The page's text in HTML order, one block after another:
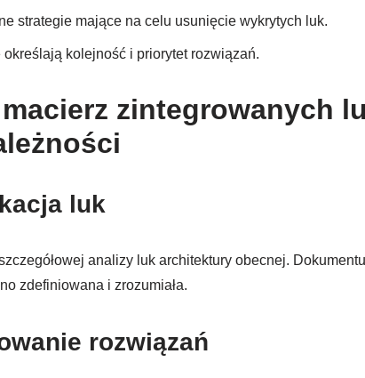
strategie mające na celu usunięcie wykrytych luk.
określają kolejność i priorytet rozwiązań.
zintegrowanych
luk
analizy luk architektury obecnej.
zdefiniowana i zrozumiała.
rozwiązań